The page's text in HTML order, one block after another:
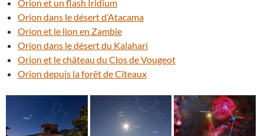
Orion et un flash Iridium
Orion dans le désert d’Atacama
Orion et le lion en Zambie
Orion dans le désert du Kalahari
Orion et le château du Clos de Vougeot
Orion depuis la forêt de Cîteaux